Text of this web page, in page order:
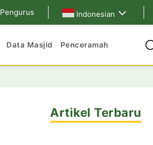
Pengurus Indonesian
Data Masjid Penceramah
Artikel Terbaru